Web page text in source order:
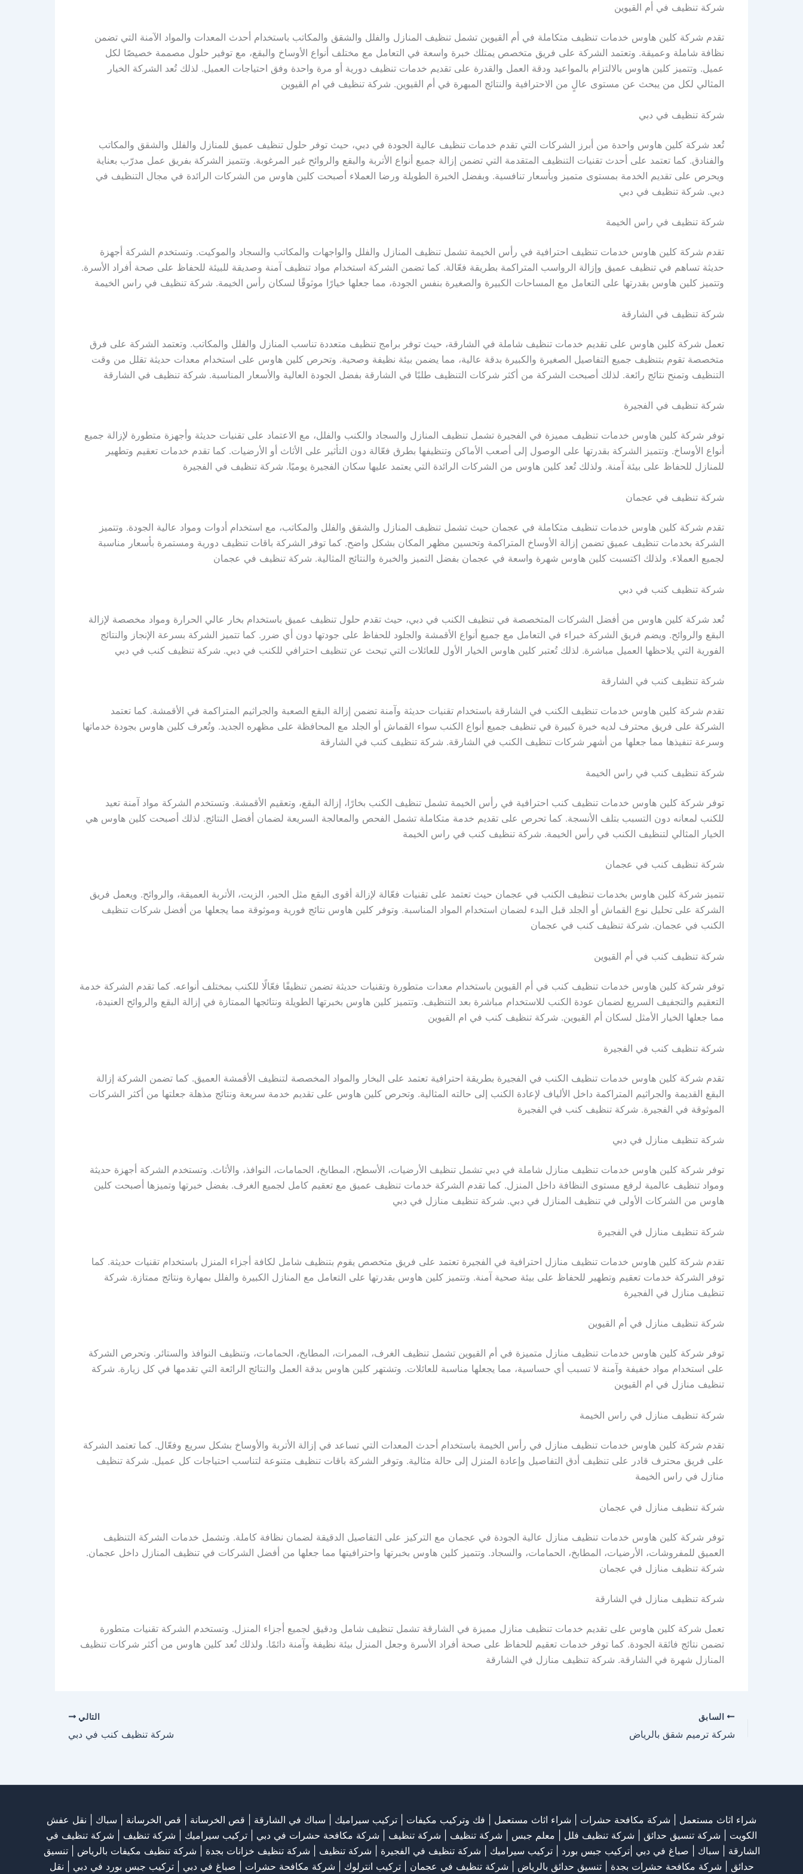
شركة تنظيف في أم القيوين
تقدم شركة كلين هاوس خدمات تنظيف متكاملة في أم القيوين تشمل تنظيف المنازل والفلل والشقق والمكاتب باستخدام أحدث المعدات والمواد الآمنة التي تضمن
نظافة شاملة وعميقة. وتعتمد الشركة على فريق متخصص يمتلك خبرة واسعة في التعامل مع مختلف أنواع الأوساخ والبقع، مع توفير حلول مصممة خصيصًا لكل
عميل. وتتميز كلين هاوس بالالتزام بالمواعيد ودقة العمل والقدرة على تقديم خدمات تنظيف دورية أو مرة واحدة وفق احتياجات العميل. لذلك تُعد الشركة الخيار
المثالي لكل من يبحث عن مستوى عالٍ من الاحترافية والنتائج المبهرة في أم القيوين. شركة تنظيف في ام القيوين
شركة تنظيف في دبي
تُعد شركة كلين هاوس واحدة من أبرز الشركات التي تقدم خدمات تنظيف عالية الجودة في دبي، حيث توفر حلول تنظيف عميق للمنازل والفلل والشقق والمكاتب
والفنادق. كما تعتمد على أحدث تقنيات التنظيف المتقدمة التي تضمن إزالة جميع أنواع الأتربة والبقع والروائح غير المرغوبة. وتتميز الشركة بفريق عمل مدرّب بعناية
ويحرص على تقديم الخدمة بمستوى متميز وبأسعار تنافسية. وبفضل الخبرة الطويلة ورضا العملاء أصبحت كلين هاوس من الشركات الرائدة في مجال التنظيف في
دبي. شركة تنظيف في دبي
شركة تنظيف في راس الخيمة
تقدم شركة كلين هاوس خدمات تنظيف احترافية في رأس الخيمة تشمل تنظيف المنازل والفلل والواجهات والمكاتب والسجاد والموكيت. وتستخدم الشركة أجهزة
حديثة تساهم في تنظيف عميق وإزالة الرواسب المتراكمة بطريقة فعّالة. كما تضمن الشركة استخدام مواد تنظيف آمنة وصديقة للبيئة للحفاظ على صحة أفراد الأسرة.
وتتميز كلين هاوس بقدرتها على التعامل مع المساحات الكبيرة والصغيرة بنفس الجودة، مما جعلها خيارًا موثوقًا لسكان رأس الخيمة. شركة تنظيف في راس الخيمة
شركة تنظيف في الشارقة
تعمل شركة كلين هاوس على تقديم خدمات تنظيف شاملة في الشارقة، حيث توفر برامج تنظيف متعددة تناسب المنازل والفلل والمكاتب. وتعتمد الشركة على فرق
متخصصة تقوم بتنظيف جميع التفاصيل الصغيرة والكبيرة بدقة عالية، مما يضمن بيئة نظيفة وصحية. وتحرص كلين هاوس على استخدام معدات حديثة تقلل من وقت
التنظيف وتمنح نتائج رائعة. لذلك أصبحت الشركة من أكثر شركات التنظيف طلبًا في الشارقة بفضل الجودة العالية والأسعار المناسبة. شركة تنظيف في الشارقة
شركة تنظيف في الفجيرة
توفر شركة كلين هاوس خدمات تنظيف مميزة في الفجيرة تشمل تنظيف المنازل والسجاد والكنب والفلل، مع الاعتماد على تقنيات حديثة وأجهزة متطورة لإزالة جميع
أنواع الأوساخ. وتتميز الشركة بقدرتها على الوصول إلى أصعب الأماكن وتنظيفها بطرق فعّالة دون التأثير على الأثاث أو الأرضيات. كما تقدم خدمات تعقيم وتطهير
للمنازل للحفاظ على بيئة آمنة. ولذلك تُعد كلين هاوس من الشركات الرائدة التي يعتمد عليها سكان الفجيرة يوميًا. شركة تنظيف في الفجيرة
شركة تنظيف في عجمان
تقدم شركة كلين هاوس خدمات تنظيف متكاملة في عجمان حيث تشمل تنظيف المنازل والشقق والفلل والمكاتب، مع استخدام أدوات ومواد عالية الجودة. وتتميز
الشركة بخدمات تنظيف عميق تضمن إزالة الأوساخ المتراكمة وتحسين مظهر المكان بشكل واضح. كما توفر الشركة باقات تنظيف دورية ومستمرة بأسعار مناسبة
لجميع العملاء. ولذلك اكتسبت كلين هاوس شهرة واسعة في عجمان بفضل التميز والخبرة والنتائج المثالية. شركة تنظيف في عجمان
شركة تنظيف كنب في دبي
تُعد شركة كلين هاوس من أفضل الشركات المتخصصة في تنظيف الكنب في دبي، حيث تقدم حلول تنظيف عميق باستخدام بخار عالي الحرارة ومواد مخصصة لإزالة
البقع والروائح. ويضم فريق الشركة خبراء في التعامل مع جميع أنواع الأقمشة والجلود للحفاظ على جودتها دون أي ضرر. كما تتميز الشركة بسرعة الإنجاز والنتائج
الفورية التي يلاحظها العميل مباشرة. لذلك تُعتبر كلين هاوس الخيار الأول للعائلات التي تبحث عن تنظيف احترافي للكنب في دبي. شركة تنظيف كنب في دبي
شركة تنظيف كنب في الشارقة
تقدم شركة كلين هاوس خدمات تنظيف الكنب في الشارقة باستخدام تقنيات حديثة وآمنة تضمن إزالة البقع الصعبة والجراثيم المتراكمة في الأقمشة. كما تعتمد
الشركة على فريق محترف لديه خبرة كبيرة في تنظيف جميع أنواع الكنب سواء القماش أو الجلد مع المحافظة على مظهره الجديد. وتُعرف كلين هاوس بجودة خدماتها
وسرعة تنفيذها مما جعلها من أشهر شركات تنظيف الكنب في الشارقة. شركة تنظيف كنب في الشارقة
شركة تنظيف كنب في راس الخيمة
توفر شركة كلين هاوس خدمات تنظيف كنب احترافية في رأس الخيمة تشمل تنظيف الكنب بخارًا، إزالة البقع، وتعقيم الأقمشة. وتستخدم الشركة مواد آمنة تعيد
للكنب لمعانه دون التسبب بتلف الأنسجة. كما تحرص على تقديم خدمة متكاملة تشمل الفحص والمعالجة السريعة لضمان أفضل النتائج. لذلك أصبحت كلين هاوس هي
الخيار المثالي لتنظيف الكنب في رأس الخيمة. شركة تنظيف كنب في راس الخيمة
شركة تنظيف كنب في عجمان
تتميز شركة كلين هاوس بخدمات تنظيف الكنب في عجمان حيث تعتمد على تقنيات فعّالة لإزالة أقوى البقع مثل الحبر، الزيت، الأتربة العميقة، والروائح. ويعمل فريق
الشركة على تحليل نوع القماش أو الجلد قبل البدء لضمان استخدام المواد المناسبة. وتوفر كلين هاوس نتائج فورية وموثوقة مما يجعلها من أفضل شركات تنظيف
الكنب في عجمان. شركة تنظيف كنب في عجمان
شركة تنظيف كنب في أم القيوين
توفر شركة كلين هاوس خدمات تنظيف كنب في أم القيوين باستخدام معدات متطورة وتقنيات حديثة تضمن تنظيفًا فعّالًا للكنب بمختلف أنواعه. كما تقدم الشركة خدمة
التعقيم والتجفيف السريع لضمان عودة الكنب للاستخدام مباشرة بعد التنظيف. وتتميز كلين هاوس بخبرتها الطويلة ونتائجها الممتازة في إزالة البقع والروائح العنيدة،
مما جعلها الخيار الأمثل لسكان أم القيوين. شركة تنظيف كنب في ام القيوين
شركة تنظيف كنب في الفجيرة
تقدم شركة كلين هاوس خدمات تنظيف الكنب في الفجيرة بطريقة احترافية تعتمد على البخار والمواد المخصصة لتنظيف الأقمشة العميق. كما تضمن الشركة إزالة
البقع القديمة والجراثيم المتراكمة داخل الألياف لإعادة الكنب إلى حالته المثالية. وتحرص كلين هاوس على تقديم خدمة سريعة ونتائج مذهلة جعلتها من أكثر الشركات
الموثوقة في الفجيرة. شركة تنظيف كنب في الفجيرة
شركة تنظيف منازل في دبي
توفر شركة كلين هاوس خدمات تنظيف منازل شاملة في دبي تشمل تنظيف الأرضيات، الأسطح، المطابخ، الحمامات، النوافذ، والأثاث. وتستخدم الشركة أجهزة حديثة
ومواد تنظيف عالمية لرفع مستوى النظافة داخل المنزل. كما تقدم الشركة خدمات تنظيف عميق مع تعقيم كامل لجميع الغرف. بفضل خبرتها وتميزها أصبحت كلين
هاوس من الشركات الأولى في تنظيف المنازل في دبي. شركة تنظيف منازل في دبي
شركة تنظيف منازل في الفجيرة
تقدم شركة كلين هاوس خدمات تنظيف منازل احترافية في الفجيرة تعتمد على فريق متخصص يقوم بتنظيف شامل لكافة أجزاء المنزل باستخدام تقنيات حديثة. كما
توفر الشركة خدمات تعقيم وتطهير للحفاظ على بيئة صحية آمنة. وتتميز كلين هاوس بقدرتها على التعامل مع المنازل الكبيرة والفلل بمهارة ونتائج ممتازة. شركة
تنظيف منازل في الفجيرة
شركة تنظيف منازل في أم القيوين
توفر شركة كلين هاوس خدمات تنظيف منازل متميزة في أم القيوين تشمل تنظيف الغرف، الممرات، المطابخ، الحمامات، وتنظيف النوافذ والستائر. وتحرص الشركة
على استخدام مواد خفيفة وآمنة لا تسبب أي حساسية، مما يجعلها مناسبة للعائلات. وتشتهر كلين هاوس بدقة العمل والنتائج الرائعة التي تقدمها في كل زيارة. شركة
تنظيف منازل في ام القيوين
شركة تنظيف منازل في راس الخيمة
تقدم شركة كلين هاوس خدمات تنظيف منازل في رأس الخيمة باستخدام أحدث المعدات التي تساعد في إزالة الأتربة والأوساخ بشكل سريع وفعّال. كما تعتمد الشركة
على فريق محترف قادر على تنظيف أدق التفاصيل وإعادة المنزل إلى حالة مثالية. وتوفر الشركة باقات تنظيف متنوعة لتناسب احتياجات كل عميل. شركة تنظيف
منازل في راس الخيمة
شركة تنظيف منازل في عجمان
توفر شركة كلين هاوس خدمات تنظيف منازل عالية الجودة في عجمان مع التركيز على التفاصيل الدقيقة لضمان نظافة كاملة. وتشمل خدمات الشركة التنظيف
العميق للمفروشات، الأرضيات، المطابخ، الحمامات، والسجاد. وتتميز كلين هاوس بخبرتها واحترافيتها مما جعلها من أفضل الشركات في تنظيف المنازل داخل عجمان.
شركة تنظيف منازل في عجمان
شركة تنظيف منازل في الشارقة
تعمل شركة كلين هاوس على تقديم خدمات تنظيف منازل مميزة في الشارقة تشمل تنظيف شامل ودقيق لجميع أجزاء المنزل. وتستخدم الشركة تقنيات متطورة
تضمن نتائج فائقة الجودة. كما توفر خدمات تعقيم للحفاظ على صحة أفراد الأسرة وجعل المنزل بيئة نظيفة وآمنة دائمًا. ولذلك تُعد كلين هاوس من أكثر شركات تنظيف
المنازل شهرة في الشارقة. شركة تنظيف منازل في الشارقة
السابق
شركة ترميم شقق بالرياض
التالي
شركة تنظيف كنب في دبي
شراء اثاث مستعمل شركة مكافحة حشرات شراء اثاث مستعمل فك وتركيب مكيفات | تركيب سيراميك | سباك في الشارقة قص الخرسانة | قص الخرسانة | سباك
نقل عفش
الكويت
شركة تنسيق حدائق شركة تنظيف فلل معلم جبس شركة تنظيف شركة تنظيف شركة مكافحة حشرات في دبي تركيب سيراميك شركة تنظيف
شركة تنظيف في
الشارقة | سباك | صباغ في دبي |تركيب جبس بورد |تركيب سيراميك شركة تنظيف في الفجيرة شركة تنظيف شركة تنظيف خزانات بجدة شركة تنظيف مكيفات بالرياض |تنسيق
حدائق
شركة مكافحة حشرات بجدة |تنسيق حدائق بالرياض شركة تنظيف في عجمان | تركيب انترلوك | شركة مكافحة حشرات صباغ في دبي |تركيب جبس بورد في دبي نقل